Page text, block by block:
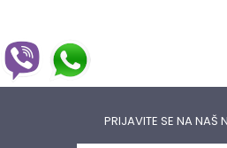
PRIJAVITE SE NA NAŠ